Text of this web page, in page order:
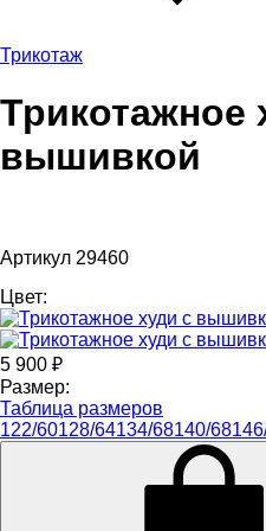
Трикотаж
Трикотажное
вышивкой
Артикул 29460
Цвет:
5 900 ₽
Размер:
Таблица размеров
122/60128/64134/68140/68